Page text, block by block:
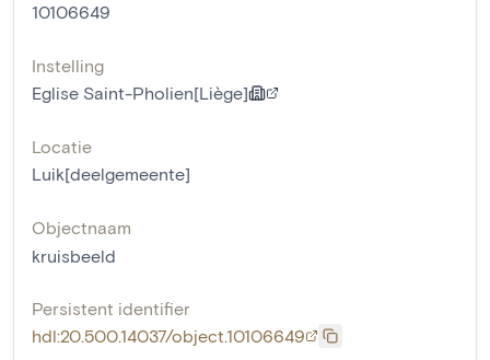
10106649
Instelling
Eglise Saint-Pholien[Liège]
Locatie
Luik[deelgemeente]
Objectnaam
kruisbeeld
Persistent identifier
hdl:20.500.14037/object.10106649